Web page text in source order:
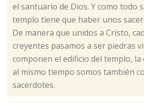
el santuario de Dios. Y como todo
templo tiene que haber unos
De manera que unidos a Cristo,
creyentes pasamos a ser piedras
componen el edificio del templo, la
al mismo tiempo somos también
sacerdotes.